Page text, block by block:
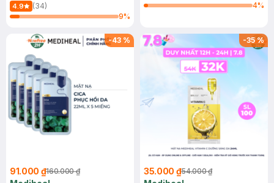
4.9
(34)
9%
4%
-43 %
91.000 ₫160.000 ₫
-35%
35.000 ₫54.000 ₫